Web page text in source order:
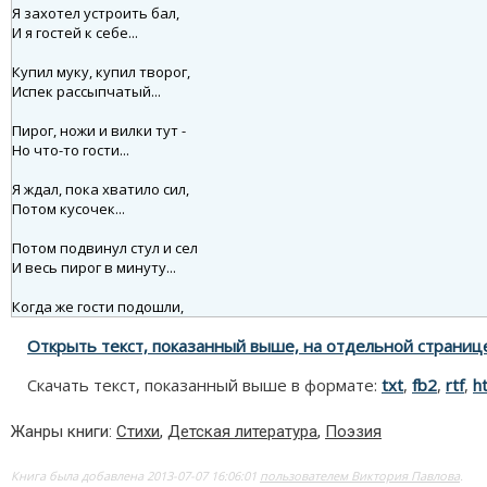
Открыть текст, показанный выше, на отдельной
Скачать текст, показанный выше в формате: txt, fb2, rtf,
Жанры книги: Стихи, Детская литература, Поэзия
Книга была добавлена 2013-07-07 16:06:01 пользователем Виктория Павлова.